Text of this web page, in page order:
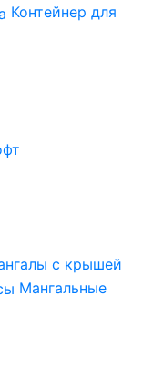
Контейнер для
с крышей
Мангальные